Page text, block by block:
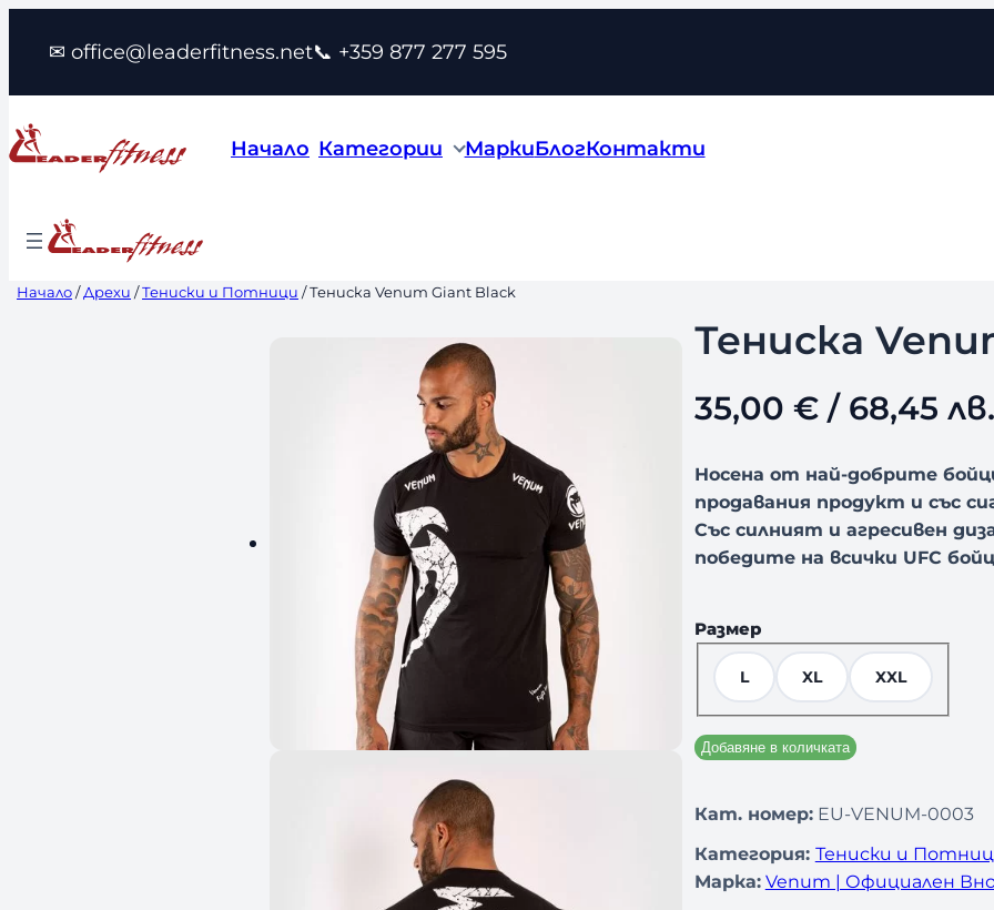
съдържанието
✉ office@leaderfitness.net📞 +359 877 277 595
Начало Категории МаркиБлогКонтакти
Начало/Дрехи /Тениски и Потници / Тениска Venum Giant Black
Тениска
35,00 €/ 68,45 лв.
Носена от най-добрите
продавания продукт и със
Със силният и агресивен
победите на всички UFC
Размер
L XL XXL
Добавяне в количката
Кат. номер: EU-VENUM-0003
Категория: Тениски и
Марка: Venum | Официален